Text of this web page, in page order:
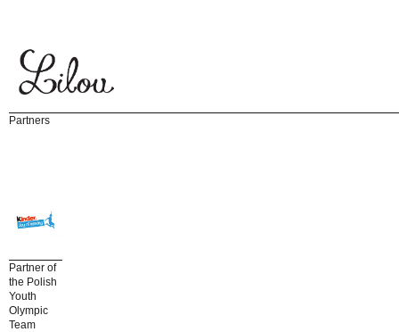
Partners
Partner of
the Polish
Youth
Olympic
Team